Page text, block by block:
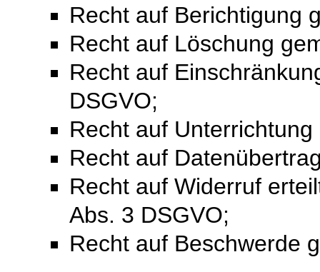
Recht auf Berichtigung
Recht auf Löschung
Recht auf
DSGVO;
Recht auf
Recht auf
Recht auf Widerruf
Abs. 3 DSGVO;
Recht auf Beschwerde